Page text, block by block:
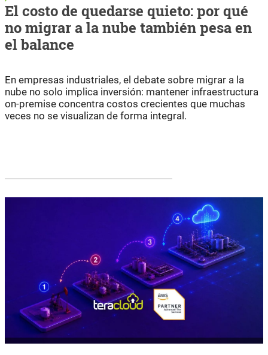
El costo de quedarse quieto: por qué
no migrar a la nube también pesa en
el balance
En empresas industriales, el debate sobre migrar a la
nube no solo implica inversión: mantener infraestructura
on-premise concentra costos crecientes que muchas
veces no se visualizan de forma integral.